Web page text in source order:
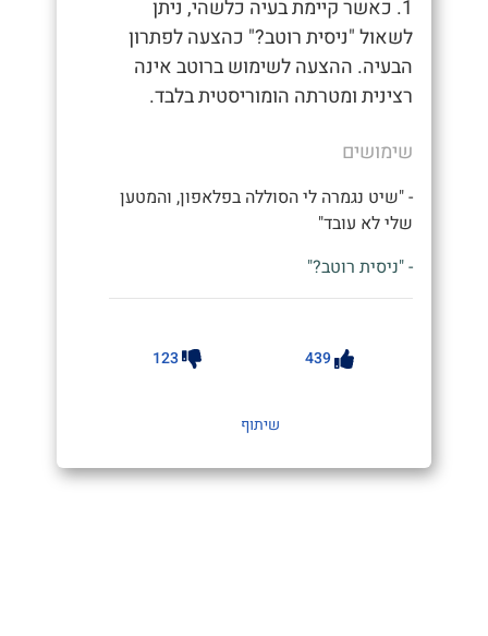
1. כאשר קיימת בעיה כלשהי, ניתן
לשאול "ניסית רוטב?" כהצעה לפתרון
הבעיה. ההצעה לשימוש ברוטב אינה
רצינית ומטרתה הומוריסטית בלבד.
שימושים
- "שיט נגמרה לי הסוללה בפלאפון, והמטען
שלי לא עובד"
- "ניסית רוטב?"
439
123
שיתוף